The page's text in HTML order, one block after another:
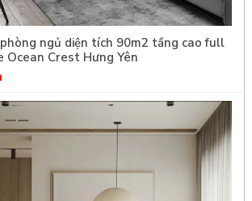
ngủ diện tích 90m2 tầng cao full
Ocean Crest Hưng Yên